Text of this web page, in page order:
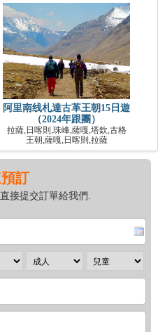
阿里南线札達古革王朝15日遊
（2024年跟團）
拉薩,日喀則,珠峰,薩嘎,塔欽,古格
王朝,薩嘎,日喀則,拉薩